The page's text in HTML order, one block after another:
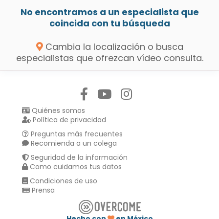
No encontramos a un especialista que
coincida con tu búsqueda
Cambia la localización o busca
especialistas que ofrezcan vídeo consulta.
Quiénes somos
Política de privacidad
Preguntas más frecuentes
Recomienda a un colega
Seguridad de la información
Como cuidamos tus datos
Condiciones de uso
Prensa